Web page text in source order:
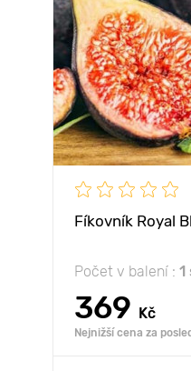
Fíkovník Royal
Počet v balení : 1
369 Kč
Nejnižší cena za